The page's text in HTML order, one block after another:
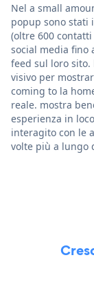
Nel a small
popup sono stati
(oltre 600
social media fino
feed sul loro
visivo per
coming to la
reale. mostra
esperienza in
interagito con le
volte più a lungo